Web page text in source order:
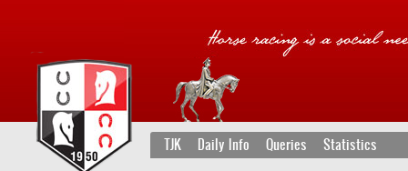
TJK Daily Info Queries Statistics